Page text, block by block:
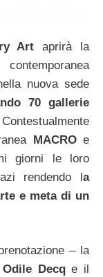
Art aprirà la
nuova sede
70 gallerie
MACROe
giorni le loro
rendendo la
e meta di un
– la
Odile Decqe il